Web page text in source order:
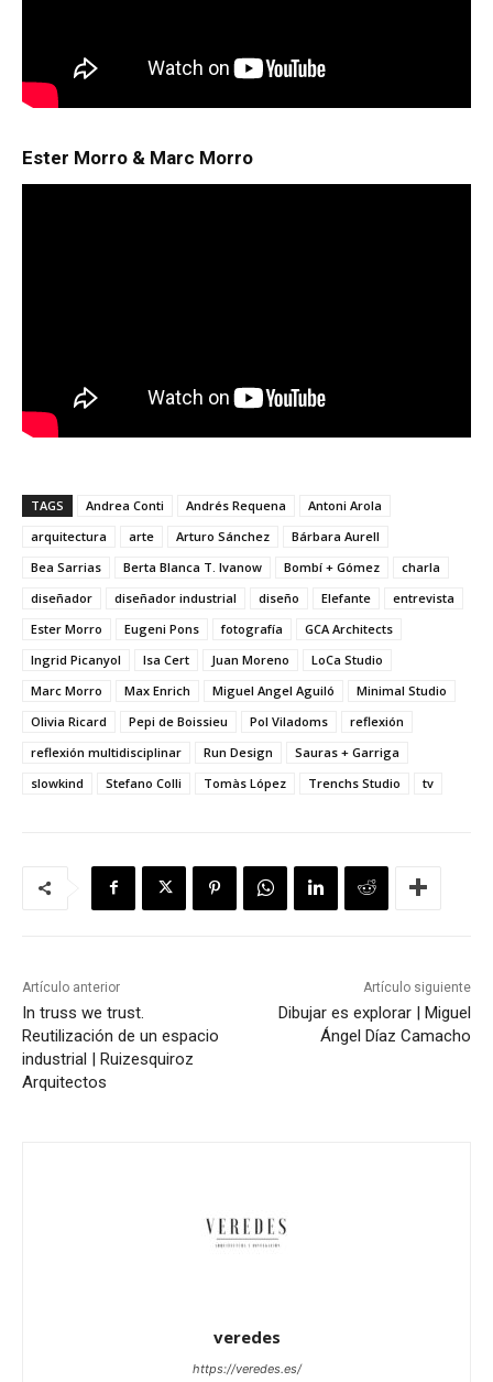
Ester Morro & Marc Morro
TAGS Andrea Conti Andrés Requena
Antoni Arola
arquitectura
arte Arturo Sánchez
Bárbara Aurell
Bea Sarrias
Berta Blanca T. Ivanow Bombí + Gómez
charla
diseñador
diseñador industrial diseño Elefante
entrevista
Ester Morro
Eugeni Pons fotografía
GCA Architects
Ingrid Picanyol
Isa Cert Juan Moreno
LoCa Studio
Marc Morro
Max Enrich Miguel Angel Aguiló
Minimal Studio
Olivia Ricard
Pepi de Boissieu Pol Viladoms
reflexión
reflexión multidisciplinar
Run Design
Sauras + Garriga
slowkind
Stefano Colli Tomàs López Trenchs Studio tv
Artículo anterior
In truss we trust.
Reutilización de un espacio
industrial | Ruizesquiroz
Arquitectos
Artículo siguiente
Dibujar es explorar | Miguel
Ángel Díaz Camacho
veredes
https://veredes.es/